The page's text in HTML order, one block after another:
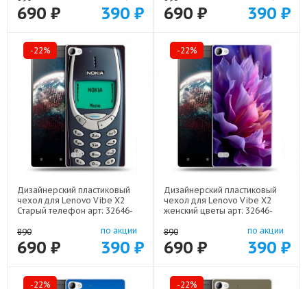
690 ₽ 390 ₽ 690 ₽ 390 ₽
-22%
Дизайнерский пластиковый
чехол для Lenovo Vibe X2
Старый телефон арт: 32646-
890
690 ₽
по акции
390 ₽
-22%
Дизайнерский пластиковый
чехол для Lenovo Vibe X2
женский цветы арт: 32646-
890
690 ₽
по акции
390 ₽
-22% -22%